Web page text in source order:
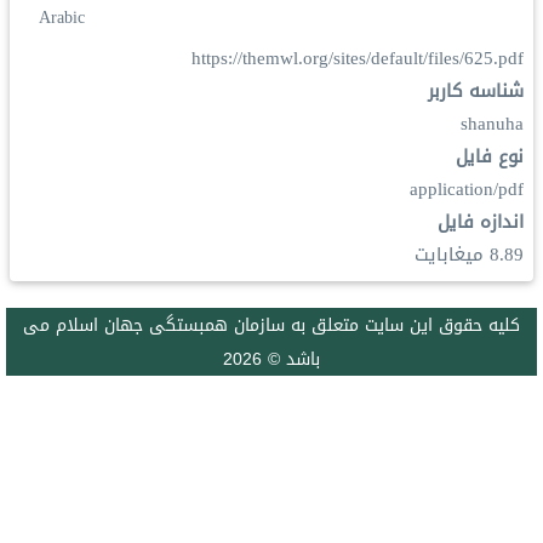
Arabic
https://themwl.org/sites/default/files/625.pdf
شناسه کاربر
shanuha
نوع فایل
application/pdf
اندازه فایل
8.89 ميغابايت
كليه حقوق اين سايت متعلق به سازمان همبستگی جهان اسلام می
باشد © 2026